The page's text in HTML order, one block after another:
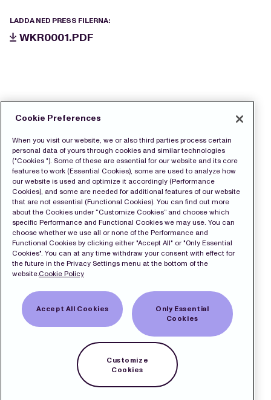
LADDA NED PRESS FILERNA:
WKR0001.PDF
Cookie Preferences
When you visit our website, we or also third parties process certain
personal data of yours through cookies and similar technologies
("Cookies "). Some of these are essential for our website and its core
features to work (Essential Cookies), some are used to analyze how
our website is used and optimize it accordingly (Performance
Cookies), and some are needed for additional features of our website
that are not essential (Functional Cookies). You can find out more
about the Cookies under “Customize Cookies” and choose which
specific Performance and Functional Cookies we may use. You can
choose whether we use all or none of the Performance and
Functional Cookies by clicking either "Accept All" or "Only Essential
Cookies". You can at any time withdraw your consent with effect for
the future in the Privacy Settings menu at the bottom of the
website.Cookie Policy
Accept All Cookies
Only Essential
Cookies
Customize
Cookies